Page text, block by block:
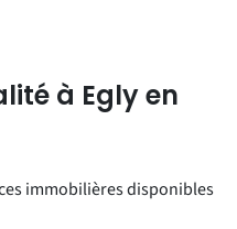
à Egly en
immobilières disponibles